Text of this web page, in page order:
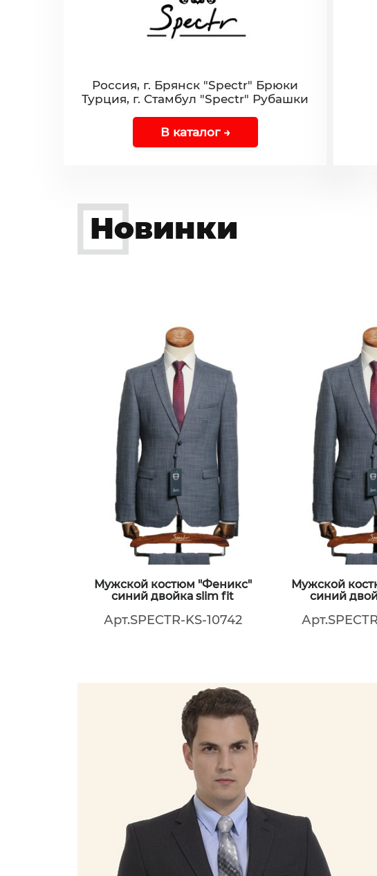
Россия, г. Брянск "Spectr" Брюки
Турция, г. Стамбул "Spectr" Рубашки
В каталог →
Новинки
Мужской костюм "Феникс"
синий двойка slim fit
Арт.SPECTR-KS-10742
Мужской
синий